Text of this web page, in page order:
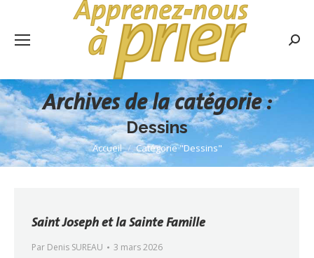
Archives de la catégorie :
Dessins
Vous êtes ici :
Accueil Catégorie "Dessins"
Saint Joseph et la Sainte Famille
Par Denis SUREAU 3 mars 2026